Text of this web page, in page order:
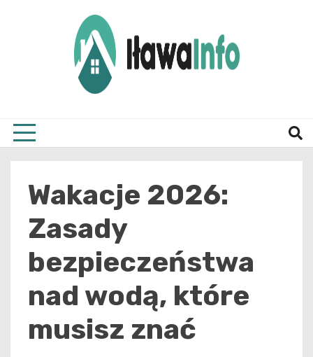
Wakacje 2026:
Zasady
bezpieczeństwa
nad wodą, które
musisz znać